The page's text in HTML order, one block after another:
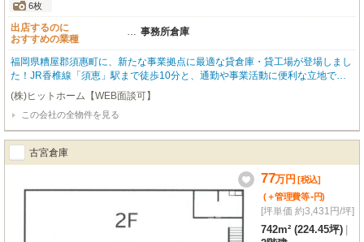
6枚
出店するのに
おすすめの業種
… 事務所倉庫
福岡県糟屋郡須惠町に、新たな事業拠点に最適な貸倉庫・貸工場が登場しまし
た！JR香椎線「須恵」駅まで徒歩10分と、通勤や事業活動に便利な立地で
す。2024年4月築の鉄骨造、約677㎡の広々とした平屋建て。荷物の搬入出も
スムーズに行え、大型車も進入可能です。複数台の駐車が可能な無料駐車場も
確保されており、車両でのアクセスも安心です。照明器具や給排水設備も整備
済みで、事務所スペースを設けての作業拠点としても活用できます。礼金ゼロ
も初期費用を抑えたい方に嬉しいポイント。物流倉庫、作業所、事務所利用な
ど、幅広いビジネスニーズに対応します。この新しい環境で、事業の可能性を
広げませんか？内覧は事前予約制ですので、お気軽にお問い合わせください。
※間仕切り用の横柱は撤去します ◆サービス品：基本構造部以外全て ◆損
害賠償責任特約付総合保険：加入必須（借主実費） ◆電気代：管理会社検針
後請求 ◆解約予告：３ヶ月前 ◆短期解約違約金：１年未満２ヶ月・２年未
満１ヶ月 ◆消費税改定特約有り
(株)ヒットホーム【WEB面談可】
この会社の全物件を見る
古宮倉庫
77万円 [税込]
(＋管理費等-円)
[坪単価 約3,431円/坪]
742m² (224.45坪)